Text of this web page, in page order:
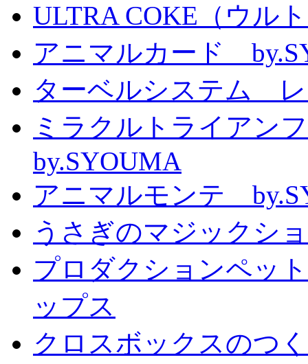
ULTRA COKE（ウル
アニマルカード
ターベルシステム
ミラクルトライアン
by.SYOUMA
アニマルモンテ
うさぎのマジックシ
プロダクションペッ
ップス
クロスボックスのつ